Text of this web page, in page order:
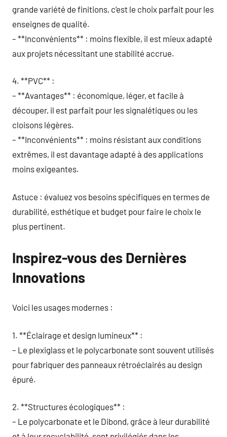
grande variété de finitions, c’est le choix parfait pour les
enseignes de qualité.
– **Inconvénients** : moins flexible, il est mieux adapté
aux projets nécessitant une stabilité accrue.
4. **PVC** :
– **Avantages** : économique, léger, et facile à
découper, il est parfait pour les signalétiques ou les
cloisons légères.
– **Inconvénients** : moins résistant aux conditions
extrêmes, il est davantage adapté à des applications
moins exigeantes.
Astuce : évaluez vos besoins spécifiques en termes de
durabilité, esthétique et budget pour faire le choix le
plus pertinent.
Inspirez-vous des Dernières
Innovations
Voici les usages modernes :
1. **Éclairage et design lumineux** :
– Le plexiglass et le polycarbonate sont souvent utilisés
pour fabriquer des panneaux rétroéclairés au design
épuré.
2. **Structures écologiques** :
– Le polycarbonate et le Dibond, grâce à leur durabilité